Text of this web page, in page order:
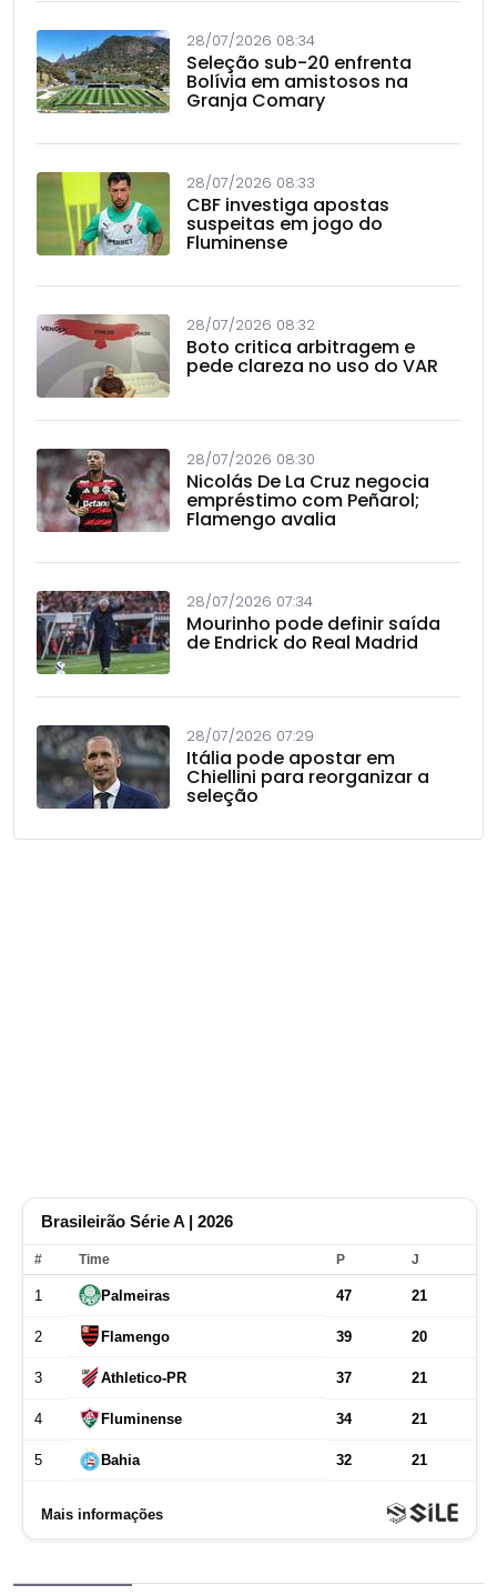
28/07/2026 08:34
Seleção sub-20 enfrenta
Bolívia em amistosos na
Granja Comary
28/07/2026 08:33
CBF investiga apostas
suspeitas em jogo do
Fluminense
28/07/2026 08:32
Boto critica arbitragem e
pede clareza no uso do VAR
28/07/2026 08:30
Nicolás De La Cruz negocia
empréstimo com Peñarol;
Flamengo avalia
28/07/2026 07:34
Mourinho pode definir saída
de Endrick do Real Madrid
28/07/2026 07:29
Itália pode apostar em
Chiellini para reorganizar a
seleção